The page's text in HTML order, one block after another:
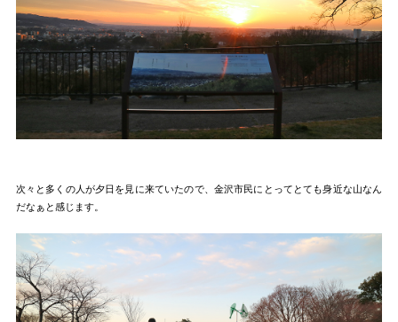
次々と多くの人が夕日を見に来ていたので、金沢市民にとってとても身近な山なん
だなぁと感じます。